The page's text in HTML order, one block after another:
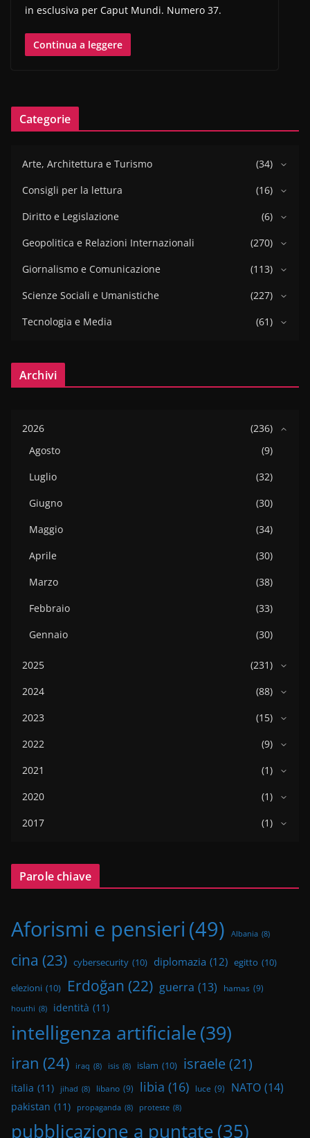
in esclusiva per Caput Mundi. Numero 37.
Continua a leggere
Categorie
Arte, Architettura e Turismo
(34)
Consigli per la lettura
(16)
Diritto e Legislazione
(6)
Geopolitica e Relazioni Internazionali
(270)
Giornalismo e Comunicazione
(113)
Scienze Sociali e Umanistiche
(227)
Tecnologia e Media
(61)
Archivi
2026
(236)
Agosto
(9)
Luglio
(32)
Giugno
(30)
Maggio
(34)
Aprile
(30)
Marzo
(38)
Febbraio
(33)
Gennaio
(30)
2025
(231)
2024
(88)
2023
(15)
2022
(9)
2021
(1)
2020
(1)
2017
(1)
Parole chiave
Aforismi e pensieri (49) Albania (8)
cina (23) cybersecurity (10) diplomazia (12) egitto (10)
elezioni (10) Erdoğan (22) guerra (13) hamas (9)
houthi (8) identità (11)
intelligenza artificiale(39)
iran (24) iraq (8) isis (8) islam (10) israele(21)
italia (11) jihad (8) libano (9) libia (16) luce (9) NATO (14)
pakistan (11) propaganda (8) proteste (8)
pubblicazione a puntate(35)